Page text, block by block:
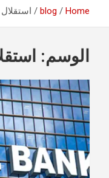
Home
blog استقلال
الوسم: